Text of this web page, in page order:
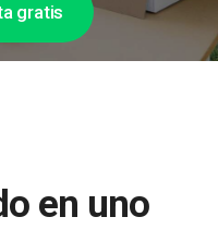
gratis
en uno